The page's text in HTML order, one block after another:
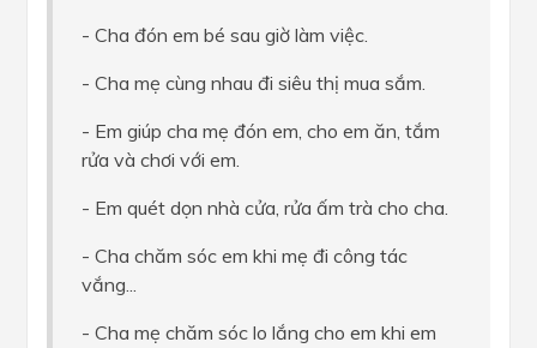
- Cha đón em bé sau giờ làm việc.
- Cha mẹ cùng nhau đi siêu thị mua sắm.
- Em giúp cha mẹ đón em, cho em ăn, tắm
rửa và chơi với em.
- Em quét dọn nhà cửa, rửa ấm trà cho cha.
- Cha chăm sóc em khi mẹ đi công tác
vắng...
- Cha mẹ chăm sóc lo lắng cho em khi em